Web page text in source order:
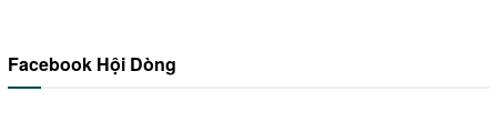
Facebook Hội Dòng